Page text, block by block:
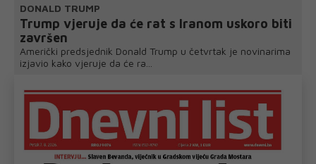
DONALD TRUMP
Trump vjeruje da će rat s Iranom uskoro biti
završen
Američki predsjednik Donald Trump u četvrtak je novinarima
izjavio kako vjeruje da će ra...